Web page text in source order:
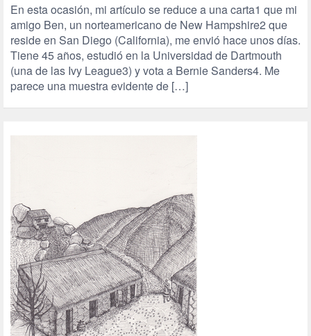
En esta ocasión, mi artículo se reduce a una carta1 que mi
amigo Ben, un norteamericano de New Hampshire2 que
reside en San Diego (California), me envió hace unos días.
Tiene 45 años, estudió en la Universidad de Dartmouth
(una de las Ivy League3) y vota a Bernie Sanders4. Me
parece una muestra evidente de […]